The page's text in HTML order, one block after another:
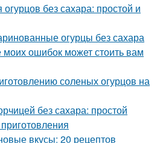
без сахара: простой и
огурцы без сахара
ошибок может стоить вам
соленых огурцов на
без сахара: простой
вкусы: 20 рецептов